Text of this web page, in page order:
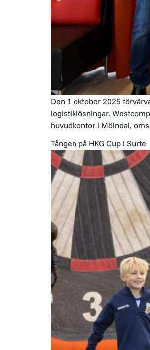
Den 1 oktober 2025
logistiklösningar.
huvudkontor i Mölndal,
Tången på HKG Cup i Surte